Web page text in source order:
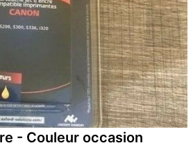
- Couleur occasion